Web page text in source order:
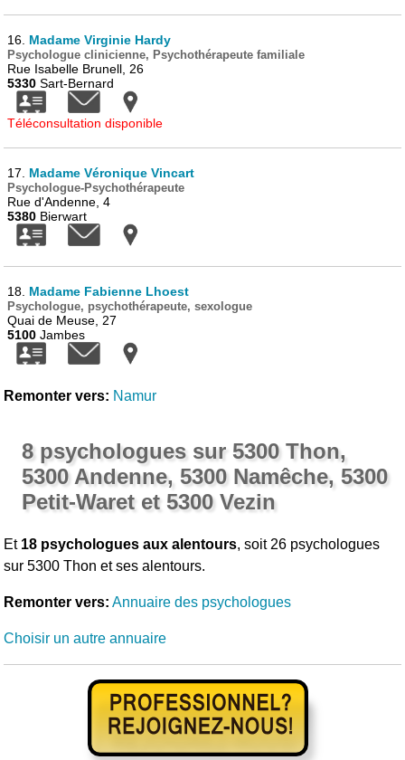
16. Madame Virginie Hardy
Psychologue clinicienne, Psychothérapeute familiale
Rue Isabelle Brunell, 26
5330 Sart-Bernard
Téléconsultation disponible
17. Madame Véronique Vincart
Psychologue-Psychothérapeute
Rue d'Andenne, 4
5380 Bierwart
18. Madame Fabienne Lhoest
Psychologue, psychothérapeute, sexologue
Quai de Meuse, 27
5100 Jambes
Remonter vers: Namur
8 psychologues sur 5300 Thon,
5300 Andenne, 5300 Namêche, 5300
Petit-Waret et 5300 Vezin
Et 18 psychologues aux alentours, soit 26 psychologues
sur 5300 Thon et ses alentours.
Remonter vers: Annuaire des psychologues
Choisir un autre annuaire